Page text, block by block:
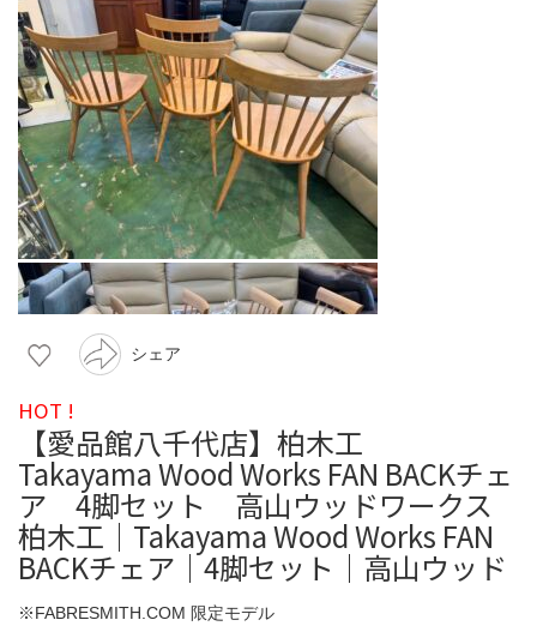
シェア
HOT !
【愛品館八千代店】柏木工
Takayama Wood Works FAN BACKチェ
ア 4脚セット 高山ウッドワークス
柏木工｜Takayama Wood Works FAN
BACKチェア｜4脚セット｜高山ウッド
※FABRESMITH.COM 限定モデル